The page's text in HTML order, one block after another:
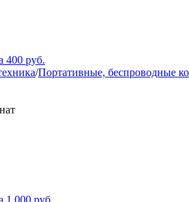
400 руб.
/Портативные, беспроводные
1 000 руб.